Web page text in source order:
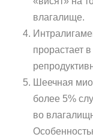
влагалище.
прорастает
Шеечная
более 5%
во